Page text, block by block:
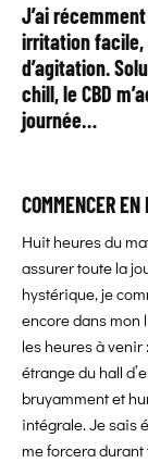
J’ai
irritation facile,
d’agitation.
chill, le CBD
journée…
COMMENCER EN
Huit heures du
assurer toute la
hystérique, je
encore dans mon
les heures à venir
étrange du hall
bruyamment et
intégrale. Je sais
me forcera